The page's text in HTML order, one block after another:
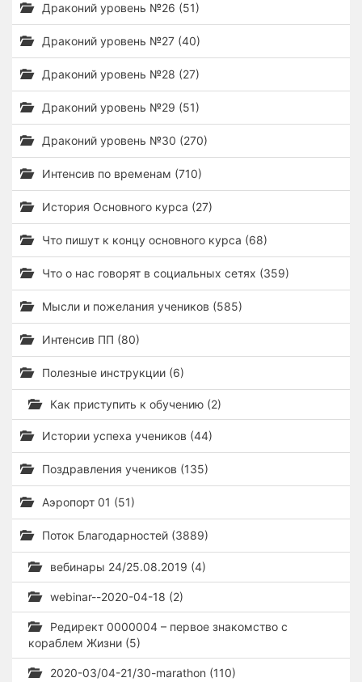
Драконий уровень №26 (51)
Драконий уровень №27 (40)
Драконий уровень №28 (27)
Драконий уровень №29 (51)
Драконий уровень №30 (270)
Интенсив по временам (710)
История Основного курса (27)
Что пишут к концу основного курса (68)
Что о нас говорят в социальных сетях (359)
Мысли и пожелания учеников (585)
Интенсив ПП (80)
Полезные инструкции (6)
Как приступить к обучению (2)
Истории успеха учеников (44)
Поздравления учеников (135)
Аэропорт 01 (51)
Поток Благодарностей (3889)
вебинары 24/25.08.2019 (4)
webinar--2020-04-18 (2)
Редирект 0000004 – первое знакомство с
кораблем Жизни (5)
2020-03/04-21/30-marathon (110)